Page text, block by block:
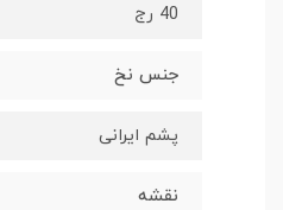
40 رج
جنس نخ
پشم ایرانی
نقشه